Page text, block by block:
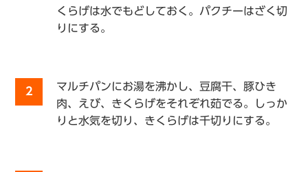
くらげは水でもどしておく。パクチーはざく切
りにする。
2
マルチパンにお湯を沸かし、豆腐干、豚ひき
肉、えび、きくらげをそれぞれ茹でる。しっか
りと水気を切り、きくらげは千切りにする。